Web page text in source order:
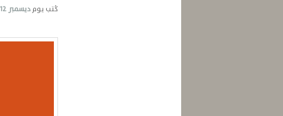
كُتب يوم ديسمبر 12, 2020